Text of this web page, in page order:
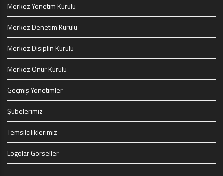
Merkez Yönetim Kurulu
Merkez Denetim Kurulu
Merkez Disiplin Kurulu
Merkez Onur Kurulu
Geçmiş Yönetimler
Şubelerimiz
Temsilciliklerimiz
Logolar Görseller